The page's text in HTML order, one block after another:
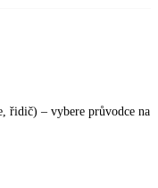
řidič) – vybere průvodce na